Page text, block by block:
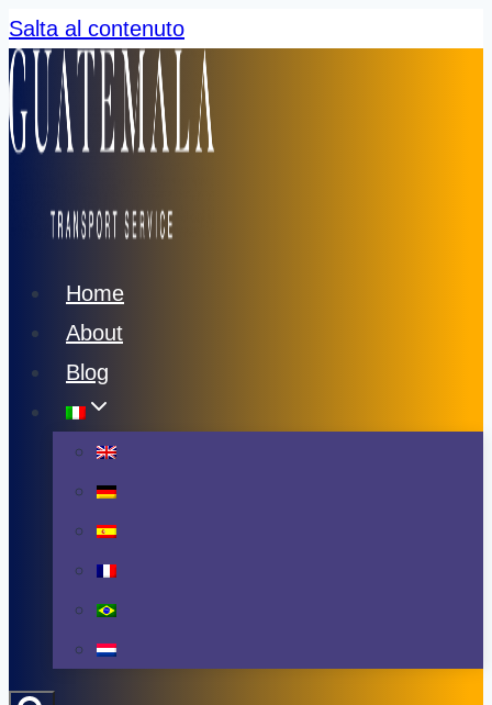
Salta al contenuto
Home
About
Blog